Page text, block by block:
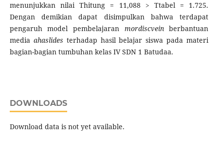
menunjukkan nilai Thitung = 11,088 > Ttabel = 1.725.
Dengan demikian dapat disimpulkan bahwa terdapat
pengaruh model pembelajaran mordiscveinberbantuan
media ahaslides terhadap hasil belajar siswa pada materi
bagian-bagian tumbuhan kelas IV SDN 1 Batudaa.
DOWNLOADS
Download data is not yet available.